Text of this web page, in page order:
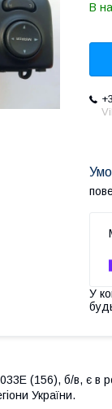
В
У
(156), б/в, є в
України.